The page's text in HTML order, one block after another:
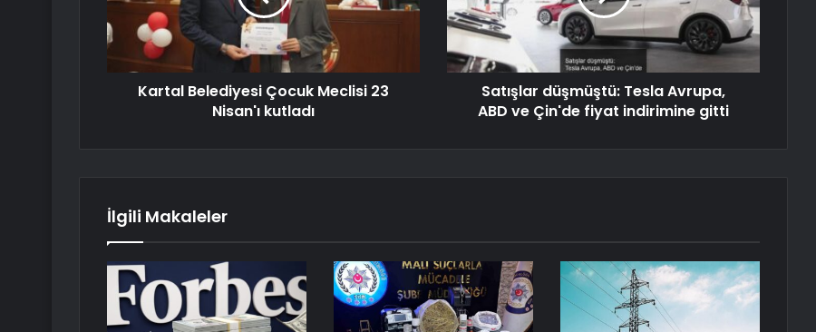
Kartal Belediyesi Çocuk Meclisi 23
Nisan'ı kutladı
Satışlar düşmüştü: Tesla Avrupa,
ABD ve Çin'de fiyat indirimine gitti
İlgili Makaleler